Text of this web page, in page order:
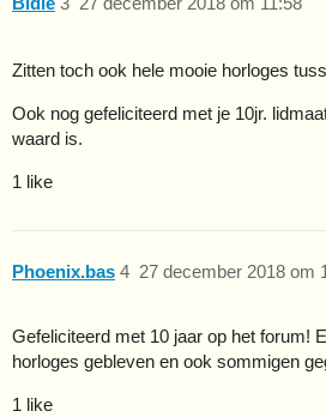
Zitten toch ook hele mooie horloges
Ook nog gefeliciteerd met je 10jr.
waard is.
1 like
Phoenix.bas 27 december 2018 om
4
Gefeliciteerd met 10 jaar op het forum!
horloges gebleven en ook sommigen
1 like